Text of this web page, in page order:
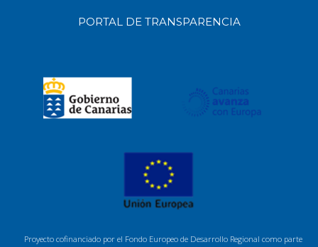
PORTAL DE TRANSPARENCIA
Proyecto cofinanciado por el Fondo Europeo de Desarrollo Regional como parte